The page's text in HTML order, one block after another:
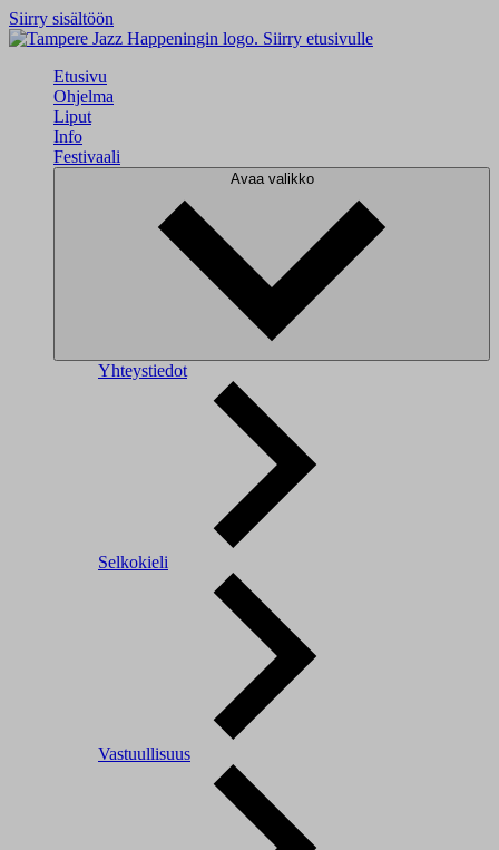
Siirry sisältöön
Siirry etusivulle
Etusivu
Ohjelma
Liput
Info
Festivaali
Avaa valikko
Yhteystiedot
Selkokieli
Vastuullisuus